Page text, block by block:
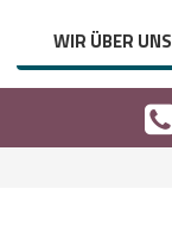
WIR ÜBER UNS